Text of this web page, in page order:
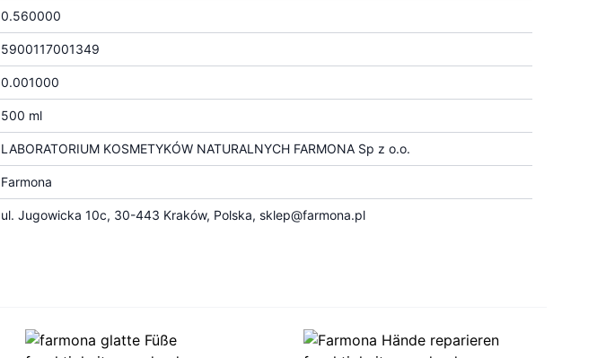
0.560000
5900117001349
0.001000
500 ml
LABORATORIUM KOSMETYKÓW NATURALNYCH FARMONA Sp z o.o.
Farmona
ul. Jugowicka 10c, 30-443 Kraków, Polska, sklep@farmona.pl